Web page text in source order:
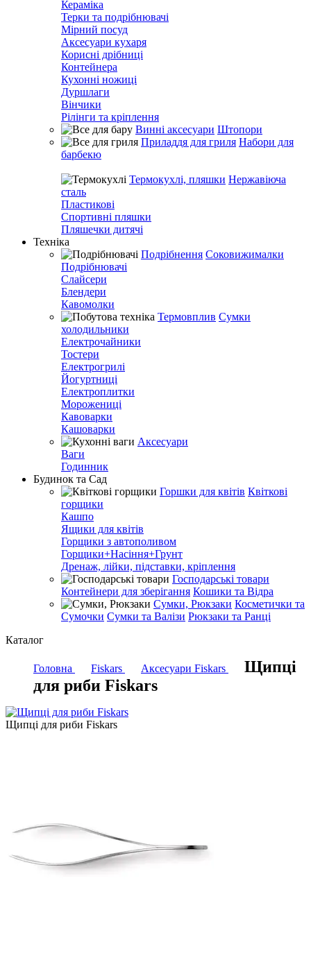
Кераміка
Терки та подрібнювачі
Мірний посуд
Аксесуари кухаря
Корисні дрібниці
Контейнера
Кухонні ножиці
Дуршлаги
Вінчики
Рілінги та кріплення
Винні аксесуари Штопори
Приладдя для гриля Набори для
барбекю
Термокухлі, пляшки Нержавіюча
сталь
Пластикові
Спортивні пляшки
Пляшечки дитячі
Техніка
Подрібнення Соковижималки
Подрібнювачі
Слайсери
Блендери
Кавомолки
Термовплив Сумки
холодильники
Електрочайники
Тостери
Електрогрилі
Йогуртниці
Електроплитки
Морожениці
Кавоварки
Кашоварки
Аксесуари
Ваги
Годинник
Будинок та Сад
Горшки для квітів Квіткові
горщики
Кашпо
Ящики для квітів
Горщики з автополивом
Горщики+Насіння+Грунт
Дренаж, лійки, підставки, кріплення
Господарські товари
Контейнери для зберігання Кошики та Відра
Сумки, Рюкзаки Косметички та
Сумочки Сумки та Валізи Рюкзаки та Ранці
Каталог
Головна Fiskars Аксесуари Fiskars
Щипці
для риби Fiskars
Щипці для риби Fiskars